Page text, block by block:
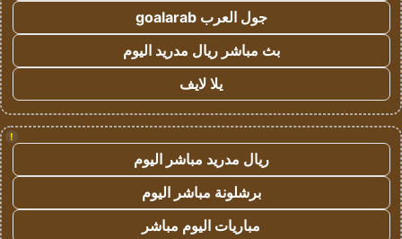
جول العرب goalarab
بث مباشر ريال مدريد اليوم
يلا لايف
!
ريال مدريد مباشر اليوم
برشلونة مباشر اليوم
مباريات اليوم مباشر